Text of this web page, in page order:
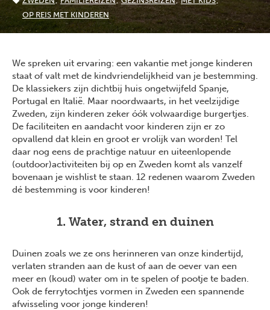
OP REIS MET KINDEREN
We spreken uit ervaring: een vakantie met jonge kinderen
staat of valt met de kindvriendelijkheid van je bestemming.
De klassiekers zijn dichtbij huis ongetwijfeld Spanje,
Portugal en Italië. Maar noordwaarts, in het veelzijdige
Zweden, zijn kinderen zeker óók volwaardige burgertjes.
De faciliteiten en aandacht voor kinderen zijn er zo
opvallend dat klein en groot er vrolijk van worden! Tel
daar nog eens de prachtige natuur en uiteenlopende
(outdoor)activiteiten bij op en Zweden komt als vanzelf
bovenaan je wishlist te staan. 12 redenen waarom Zweden
dé bestemming is voor kinderen!
1. Water, strand en duinen
Duinen zoals we ze ons herinneren van onze kindertijd,
verlaten stranden aan de kust of aan de oever van een
meer en (koud) water om in te spelen of pootje te baden.
Ook de ferrytochtjes vormen in Zweden een spannende
afwisseling voor jonge kinderen!